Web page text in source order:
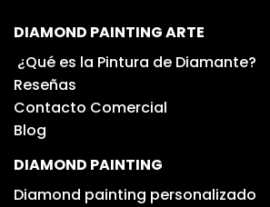
DIAMOND PAINTING ARTE
¿Qué es la Pintura de Diamante?
Reseñas
Contacto Comercial
Blog
DIAMOND PAINTING
Diamond painting personalizado